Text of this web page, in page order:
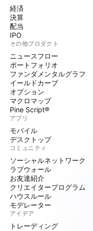
経済
決算
配当
IPO
その他プロダクト
ニュースフロー
ポートフォリオ
ファンダメンタルグラフ
イールドカーブ
オプション
マクロマップ
Pine Script®
アプリ
モバイル
デスクトップ
コミュニティ
ソーシャルネットワーク
ラブウォール
お友達紹介
クリエイタープログラム
ハウスルール
モデレーター
アイデア
トレーディング